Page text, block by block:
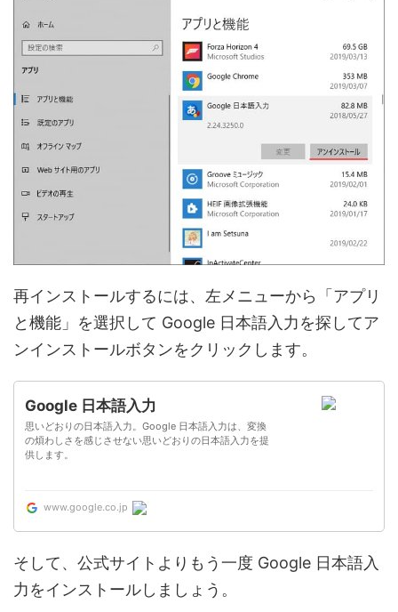
再インストールするには、左メニューから「アプリ
と機能」を選択して Google 日本語入力を探してア
ンインストールボタンをクリックします。
Google 日本語入力
思いどおりの日本語入力。Google 日本語入力は、変換
の煩わしさを感じさせない思いどおりの日本語入力を提
供します。
www.google.co.jp
そして、公式サイトよりもう一度 Google 日本語入
力をインストールしましょう。